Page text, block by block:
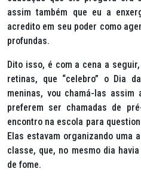
assim também que eu a
acredito em seu poder como
profundas.
Dito isso, é com a cena a
retinas, que “celebro” o Dia
meninas, vou chamá-las
preferem ser chamadas de
encontro na escola para
Elas estavam organizando uma
classe, que, no mesmo dia
de fome.